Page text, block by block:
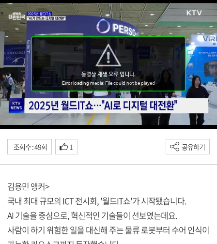
조회수 : 49회 1 공유하기
김용민 앵커>
국내 최대 규모의 ICT 전시회, '월드IT쇼'가 시작됐습니다.
AI 기술을 중심으로, 혁신적인 기술들이 선보였는데요.
사람이 하기 위험한 일을 대신해 주는 물류 로봇부터 수어 인식이